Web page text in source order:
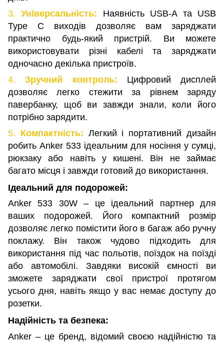
3.Універсальність: Наявність USB-A та USB
Type C виходів дозволяє вам заряджати
практично будь-який пристрій. Ви можете
використовувати різні кабелі та заряджати
одночасно декілька пристроїв.
4.Зручний контроль: Цифровий дисплей
дозволяє легко стежити за рівнем заряду
павербанку, щоб ви завжди знали, коли його
потрібно зарядити.
5. Компактність: Легкий і портативний дизайн
робить Anker 533 ідеальним для носіння у сумці,
рюкзаку або навіть у кишені. Він не займає
багато місця і завжди готовий до використання.
Ідеальний для подорожей:
Anker 533 30W – це ідеальний партнер для
ваших подорожей. Його компактний розмір
дозволяє легко помістити його в багаж або ручну
поклажу. Він також чудово підходить для
використання під час польотів, поїздок на поїзді
або автомобілі. Завдяки високій ємності ви
зможете заряджати свої пристрої протягом
усього дня, навіть якщо у вас немає доступу до
розетки.
Надійність та безпека:
Anker – це бренд, відомий своєю надійністю та